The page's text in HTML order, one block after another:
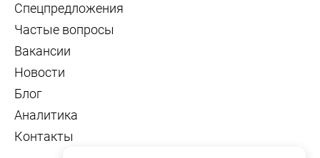
Спецпредложения
Частые вопросы
Вакансии
Новости
Блог
Аналитика
Контакты